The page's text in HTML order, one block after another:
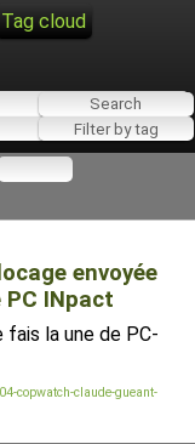
Tag cloud
envoyée
INpact
la une de PC-
copwatch-claude-gueant-